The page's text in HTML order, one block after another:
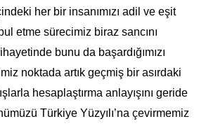
her bir insanımızı adil ve eşit
etme sürecimiz biraz sancını
bunu da başardığımızı
noktada artık geçmiş bir asırdaki
hesaplaştırma anlayışını geride
Türkiye Yüzyılı’na çevirmemiz